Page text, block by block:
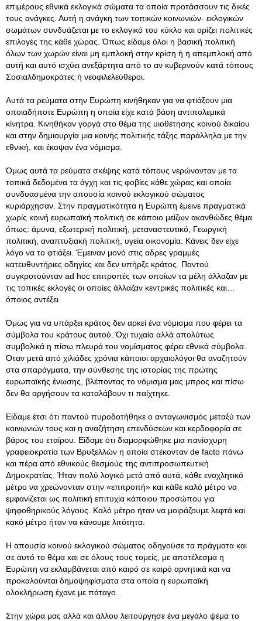
επιμέρους εθνικά εκλογικά σώματα τα οποία προτάσσουν τις δικές
τους ανάγκες. Αυτή η ανάγκη των τοπικών κοινωνιών- εκλογικών
σωμάτων συνδυάζεται με το εκλογικό του κύκλο και ορίζει πολιτικές
επιλογές της κάθε χώρας. Όπως είδαμε όλοι η βασική πολιτική
όλων των χωρών είναι μη εμπλοκή στην κρίση ή η απεμπλοκή από
αυτή και αυτό ισχύει ανεξάρτητα από το αν κυβερνούν κατά τόπους
Σοσιαλδημοκράτες ή νεοφιλελεύθεροι.
Αυτά τα ρεύματα στην Ευρώπη κινήθηκαν για να φτιάξουν μια
οποιαδήποτε Ευρώπη η οποία είχε κατά βάση αντιπολεμικά
κίνητρα. Κινηθήκαν γοργά στο θέμα της υιοθέτησης κοινού δικαίου
και στην δημιουργία μια κοινής πολιτικής τάξης παράλληλα με την
εθνική, και έκοψαν ένα νόμισμα.
Όμως αυτά τα ρεύματα σκέψης κατά τόπους νερώνονταν με τα
τοπικά δεδομένα τα άγχη και τις φοβίες κάθε χώρας και οποία
συνδυασμένα την απουσία κοινού εκλογικού σώματος
κυριάρχησαν. Στην πραγματικότητα η Ευρώπη έμεινε πραγματικά
χωρίς κοινή ευρωπαϊκή πολιτική σε κάποιο μείζων ακανθώδες θέμα
όπως: άμυνα, εξωτερική πολιτική, μεταναστευτικό, Γεωργική
πολιτική, αναπτυξιακή πολιτική, υγεία οικονομία. Κάνεις δεν είχε
λόγο να το φτιάξει. Έμειναν μονό στις αδρες γραμμές
κατευθυντήριες οδηγίες και δεν υπήρξε κράτος. Παντού
συγκροτούνταν ad hoc επιτροπές των οποίων τα μέλη άλλαζαν με
τις τοπικές εκλογές οι οποίες άλλαζαν κεντρικές πολιτικές και…
όποιος αντέξει.
Όμως για να υπάρξει κράτος δεν αρκεί ένα νόμισμα που φέρει τα
σύμβολα του κράτους αυτού. Όχι τυχαία αλλά απολύτως
συμβολικά η πίσω πλευρά του νομίσματος φέρει εθνικά σύμβολα.
Όταν μετά από χιλιάδες χρόνια κάποιοι αρχαιολόγοι θα αναζητούν
στα σπαράγματα, την σύνθεσης της ιστορίας της πρώτης
ευρωπαϊκής ένωσης, βλέποντας το νόμισμα μας μπρος και πίσω
δεν θα αργήσουν τα καταλάβουν τι παίχτηκε.
Είδαμε έτσι ότι παντού πυροδοτήθηκε ο ανταγωνισμός μεταξύ των
κοινωνιών τους και η αναζήτηση επενδύσεων και κερδοφορία σε
βάρος του εταίρου. Είδαμε ότι διαμορφώθηκε μια πανίσχυρη
γραφειοκρατία των Βρυξελλών η οποία στέκονταν de facto πάνω
και πέρα από εθνικούς θεσμούς της αντιπροσωπευτική
Δημοκρατίας. Ήταν πολύ λογικό μετά από αυτά, κάθε ενοχλητικό
μέτρο να χρεώνονταν στην «επιτροπή» και κάθε καλό μέτρο να
εμφανίζεται ως πολιτική επιτυχία κάποιου προσώπου για
ψηφοθηρικούς λόγους. Καλό μέτρο ήταν να μοιράζουμε λεφτά και
κακό μέτρο ήταν να κάνουμε λιτότητα.
Η απουσία κοινού εκλογικού σώματος οδηγούσε τα πράγματα και
σε αυτό το θέμα και σε όλους τους τομείς, με αποτέλεσμα η
Ευρώπη να εκλαμβάνεται από καιρό σε καιρό αρνητικά και να
προκαλούνται δημοψηφίσματα στα οποία η ευρωπαϊκή
ολοκλήρωση έχανε με πάταγο.
Στην χώρα μας αλλά και άλλου λειτούργησε ένα μεγάλο ψέμα το